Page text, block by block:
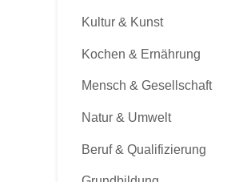
Kultur & Kunst
Kochen & Ernährung
Mensch & Gesellschaft
Natur & Umwelt
Beruf & Qualifizierung